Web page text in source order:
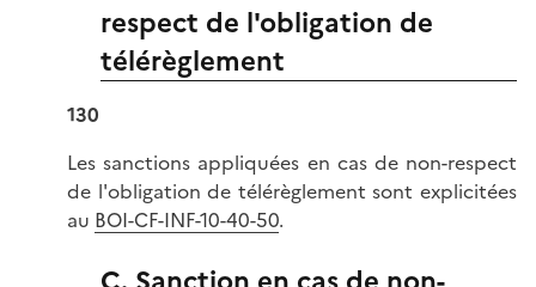
respect de l'obligation de
télérèglement
130
Les sanctions appliquées en cas de non-respect
de l'obligation de télérèglement sont explicitées
au BOI-CF-INF-10-40-50.